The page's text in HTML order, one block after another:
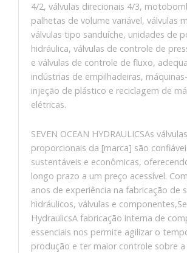
4/2, válvulas direcionais 4/3,
palhetas de volume variável, válvulas
válvulas tipo sanduíche, unidades de
hidráulica, válvulas de controle de
e válvulas de controle de fluxo,
indústrias de empilhadeiras,
injeção de plástico e reciclagem de
elétricas.
SEVEN OCEAN HYDRAULICSAs
proporcionais da [marca] são
sustentáveis ​​e econômicas,
longo prazo a um preço acessível.
anos de experiência na fabricação de
hidráulicos, válvulas e
HydraulicsA fabricação interna de
essenciais nos permite agilizar o
produção e ter maior controle sobre